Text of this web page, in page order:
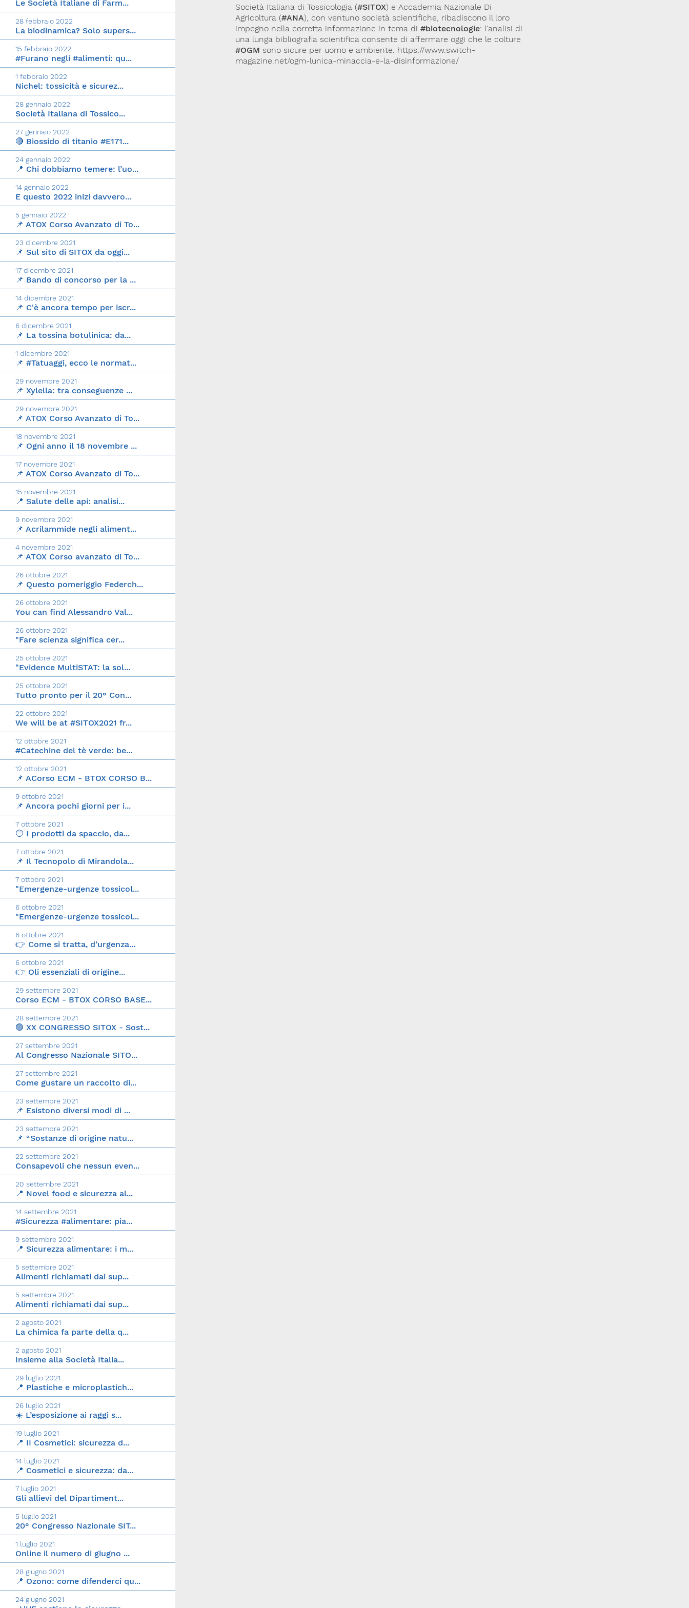
Le Società Italiane di Farm...
28 febbraio 2022
La biodinamica? Solo supers...
15 febbraio 2022
#Furano negli #alimenti: qu...
1 febbraio 2022
Nichel: tossicità e sicurez...
28 gennaio 2022
Società Italiana di Tossico...
27 gennaio 2022
🔴 Biossido di titanio #E171...
24 gennaio 2022
📍 Chi dobbiamo temere: l’uo...
14 gennaio 2022
E questo 2022 inizi davvero...
5 gennaio 2022
📌 ATOX Corso Avanzato di To...
23 dicembre 2021
📌 Sul sito di SITOX da oggi...
17 dicembre 2021
📌 Bando di concorso per la ...
14 dicembre 2021
📌 C'è ancora tempo per iscr...
6 dicembre 2021
📌 La tossina botulinica: da...
1 dicembre 2021
📌 #Tatuaggi, ecco le normat...
29 novembre 2021
📌 Xylella: tra conseguenze ...
29 novembre 2021
📌 ATOX Corso Avanzato di To...
18 novembre 2021
📌 Ogni anno il 18 novembre ...
17 novembre 2021
📌 ATOX Corso Avanzato di To...
15 novembre 2021
📍 Salute delle api: analisi...
9 novembre 2021
📌 Acrilammide negli aliment...
4 novembre 2021
📌 ATOX Corso avanzato di To...
26 ottobre 2021
📌 Questo pomeriggio Federch...
26 ottobre 2021
You can find Alessandro Val...
26 ottobre 2021
"Fare scienza significa cer...
25 ottobre 2021
"Evidence MultiSTAT: la sol...
25 ottobre 2021
Tutto pronto per il 20° Con...
22 ottobre 2021
We will be at #SITOX2021 fr...
12 ottobre 2021
#Catechine del tè verde: be...
12 ottobre 2021
📌 ACorso ECM - BTOX CORSO B...
9 ottobre 2021
📌 Ancora pochi giorni per i...
7 ottobre 2021
🔵 I prodotti da spaccio, da...
7 ottobre 2021
📌 Il Tecnopolo di Mirandola...
7 ottobre 2021
"Emergenze-urgenze tossicol...
6 ottobre 2021
"Emergenze-urgenze tossicol...
6 ottobre 2021
👉 Come si tratta, d’urgenza...
6 ottobre 2021
👉 Oli essenziali di origine...
29 settembre 2021
Corso ECM - BTOX CORSO BASE...
28 settembre 2021
🟢 XX CONGRESSO SITOX - Sost...
27 settembre 2021
Al Congresso Nazionale SITO...
27 settembre 2021
Come gustare un raccolto di...
23 settembre 2021
📌 Esistono diversi modi di ...
23 settembre 2021
📌 “Sostanze di origine natu...
22 settembre 2021
Consapevoli che nessun even...
20 settembre 2021
📍 Novel food e sicurezza al...
14 settembre 2021
#Sicurezza #alimentare: pia...
9 settembre 2021
📍 Sicurezza alimentare: i m...
5 settembre 2021
Alimenti richiamati dai sup...
5 settembre 2021
Alimenti richiamati dai sup...
2 agosto 2021
La chimica fa parte della q...
2 agosto 2021
Insieme alla Società Italia...
29 luglio 2021
📍 Plastiche e microplastich...
26 luglio 2021
☀️ L’esposizione ai raggi s...
19 luglio 2021
📍 II Cosmetici: sicurezza d...
14 luglio 2021
📍 Cosmetici e sicurezza: da...
7 luglio 2021
Gli allievi del Dipartiment...
5 luglio 2021
20° Congresso Nazionale SIT...
1 luglio 2021
Online il numero di giugno ...
28 giugno 2021
📍 Ozono: come difenderci qu...
24 giugno 2021
Società Italiana di Tossicologia (#SITOX) e Accademia Nazionale Di
Agricoltura (#ANA), con ventuno società scientifiche, ribadiscono il loro
impegno nella corretta informazione in tema di#biotecnologie: l'analisi di
una lunga bibliografia scientifica consente di affermare oggi che le colture
#OGM sono sicure per uomo e ambiente. https://www.switch-
magazine.net/ogm-lunica-minaccia-e-la-disinformazione/